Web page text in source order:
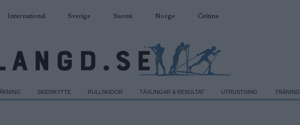
International Sverige Suomi Norge Čeština
SKIDSKYTTE RULLSKIDOR TÄVLINGAR & RESULTAT UTRUSTNING TRÄNING